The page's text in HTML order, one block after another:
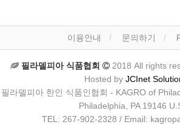
이용안내 문의하기
필라델피아 식품협회
2018 All rights
Hosted by JCInet
필라델피아 한인 식품인협회 - KAGRO of
Philadelphia, PA 19146
TEL: 267-902-2328 / Email: